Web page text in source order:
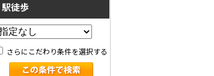
駅徒歩
さらにこだわり条件を選択する